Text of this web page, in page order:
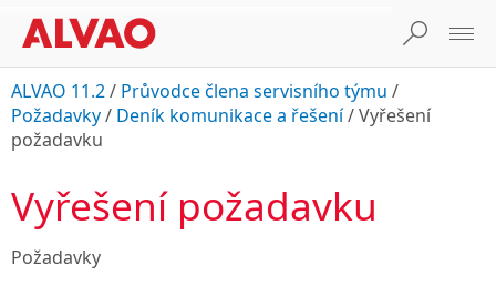
ALVAO 11.2/ Průvodce člena servisního týmu /
Požadavky/ Deník komunikace a řešení/Vyřešení
požadavku
Vyřešení požadavku
Požadavky